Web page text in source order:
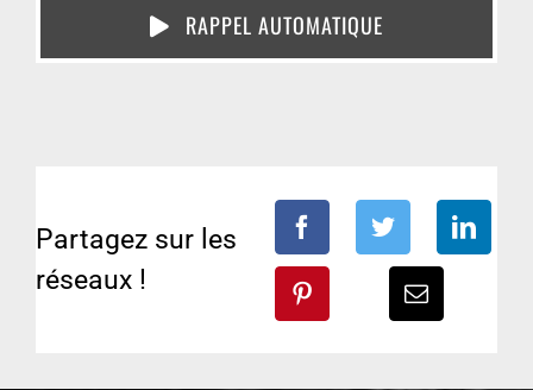
RAPPEL AUTOMATIQUE
Partagez sur les
réseaux !